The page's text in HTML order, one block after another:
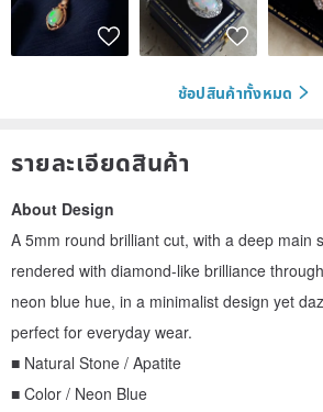
ช้อปสินค้าทั้งหมด
รายละเอียดสินค้า
About Design
A 5mm round brilliant cut, with a deep main
rendered with diamond-like brilliance
neon blue hue, in a minimalist design yet
perfect for everyday wear.
■ Natural Stone / Apatite
■ Color / Neon Blue